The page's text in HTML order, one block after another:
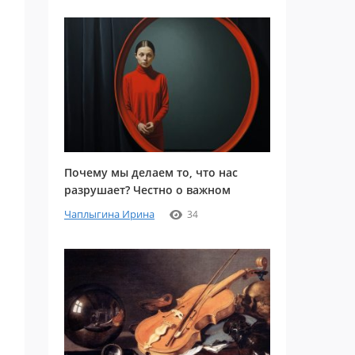
Почему мы делаем то, что нас
разрушает? Честно о важном
Чаплыгина Ирина 34